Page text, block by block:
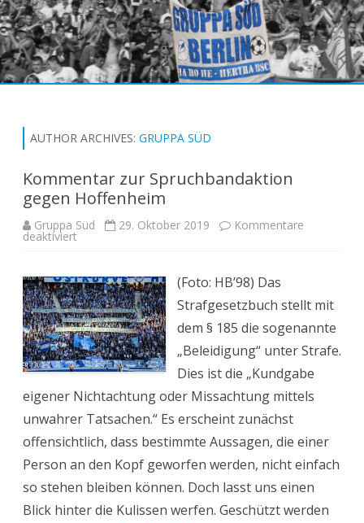
AUTHOR ARCHIVES: GRUPPA SÜD
Kommentar zur Spruchbandaktion
gegen Hoffenheim
Gruppa Süd 29. Oktober 2019 Kommentare
deaktiviert
gegen
Hoffenheim
(Foto: HB’98) Das
Strafgesetzbuch stellt mit
dem § 185 die sogenannte
„Beleidigung“ unter Strafe.
Dies ist die „Kundgabe
eigener Nichtachtung oder Missachtung mittels
unwahrer Tatsachen.“ Es erscheint zunächst
offensichtlich, dass bestimmte Aussagen, die einer
Person an den Kopf geworfen werden, nicht einfach
so stehen bleiben können. Doch lasst uns einen
Blick hinter die Kulissen werfen. Geschützt werden